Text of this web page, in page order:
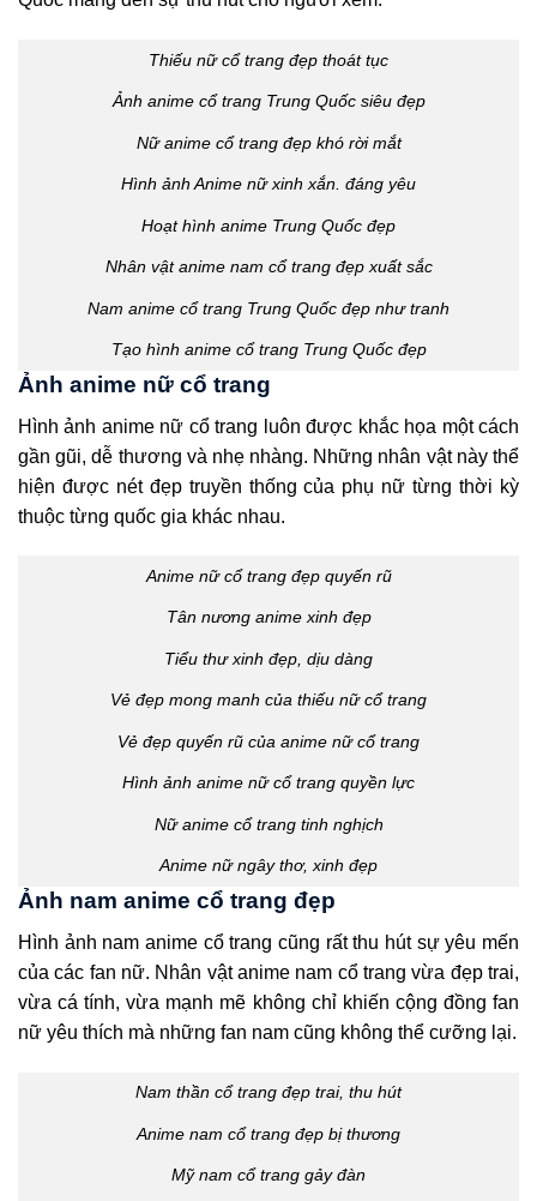
Thiếu nữ cổ trang đẹp thoát tục
Ảnh anime cổ trang Trung Quốc siêu đẹp
Nữ anime cổ trang đẹp khó rời mắt
Hình ảnh Anime nữ xinh xắn. đáng yêu
Hoạt hình anime Trung Quốc đẹp
Nhân vật anime nam cổ trang đẹp xuất sắc
Nam anime cổ trang Trung Quốc đẹp như tranh
Tạo hình anime cổ trang Trung Quốc đẹp
Ảnh anime nữ cổ trang
Hình ảnh anime nữ cổ trang luôn được khắc họa một cách
gần gũi, dễ thương và nhẹ nhàng. Những nhân vật này thể
hiện được nét đẹp truyền thống của phụ nữ từng thời kỳ
thuộc từng quốc gia khác nhau.
Anime nữ cổ trang đẹp quyến rũ
Tân nương anime xinh đẹp
Tiểu thư xinh đẹp, dịu dàng
Vẻ đẹp mong manh của thiếu nữ cổ trang
Vẻ đẹp quyến rũ của anime nữ cổ trang
Hình ảnh anime nữ cổ trang quyền lực
Nữ anime cổ trang tinh nghịch
Anime nữ ngây thơ, xinh đẹp
Ảnh nam anime cổ trang đẹp
Hình ảnh nam anime cổ trang cũng rất thu hút sự yêu mến
của các fan nữ. Nhân vật anime nam cổ trang vừa đẹp trai,
vừa cá tính, vừa mạnh mẽ không chỉ khiến cộng đồng fan
nữ yêu thích mà những fan nam cũng không thể cưỡng lại.
Nam thần cổ trang đẹp trai, thu hút
Anime nam cổ trang đẹp bị thương
Mỹ nam cổ trang gảy đàn